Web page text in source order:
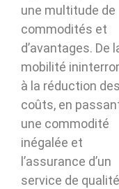
une multitude de
commodités et
d’avantages. De
mobilité
à la réduction des
coûts, en
une commodité
inégalée et
l’assurance d’un
service de